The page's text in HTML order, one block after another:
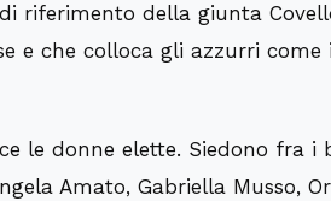
riferimento della giunta
e che colloca gli azzurri
le donne elette. Siedono fra i
Amato, Gabriella Musso,